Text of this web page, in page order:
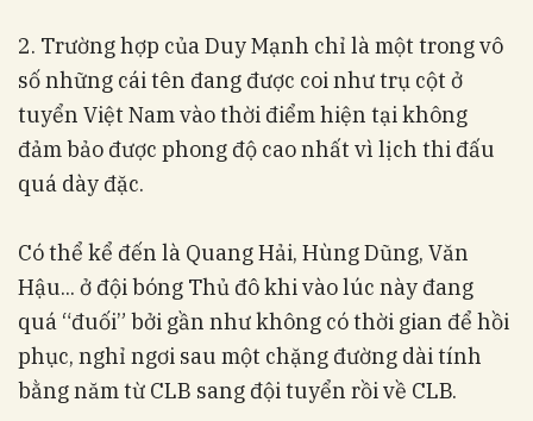
2. Trường hợp của Duy Mạnh chỉ là một trong vô
số những cái tên đang được coi như trụ cột ở
tuyển Việt Nam vào thời điểm hiện tại không
đảm bảo được phong độ cao nhất vì lịch thi đấu
quá dày đặc.
Có thể kể đến là Quang Hải, Hùng Dũng, Văn
Hậu... ở đội bóng Thủ đô khi vào lúc này đang
quá “đuối” bởi gần như không có thời gian để hồi
phục, nghỉ ngơi sau một chặng đường dài tính
bằng năm từ CLB sang đội tuyển rồi về CLB.